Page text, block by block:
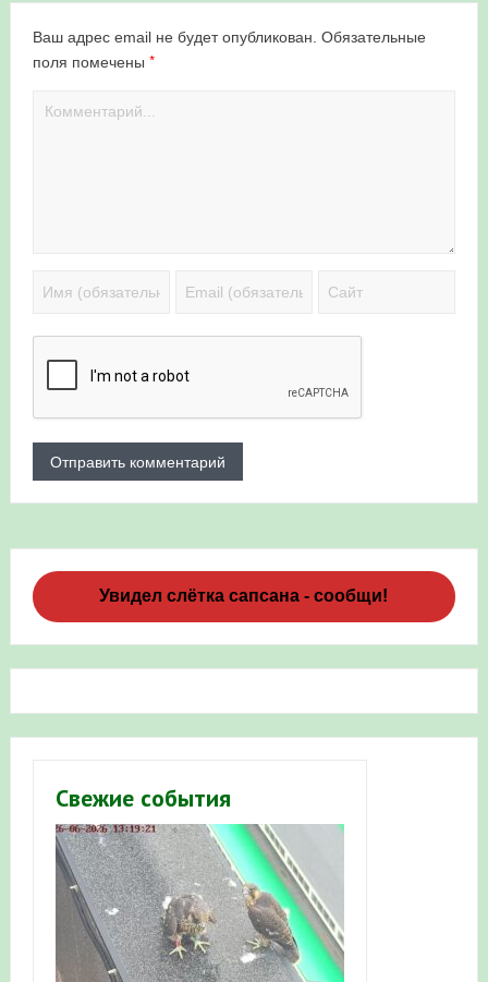
Ваш адрес email не будет опубликован. Обязательные
поля помечены *
Увидел слётка сапсана - сообщи!
Свежие события